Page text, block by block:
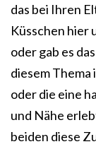
das bei Ihren
Küsschen hier
oder gab es
diesem Thema
oder die eine
und Nähe
beiden diese